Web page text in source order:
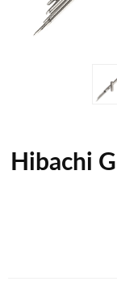
Hibachi